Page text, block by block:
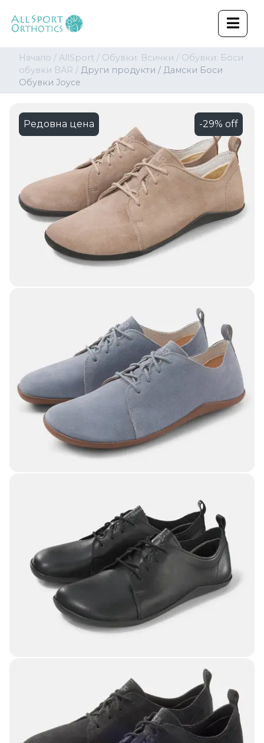
Начало / AllSport / Обувки: Всички / Обувки: Боси
обувки BÄR / Други продукти / Дамски Боси
Обувки Joyce
Редовна цена -29% off